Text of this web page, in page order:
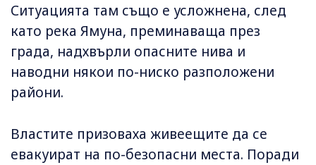
Ситуацията там също е усложнена, след
като река Ямуна, преминаваща през
града, надхвърли опасните нива и
наводни някои по-ниско разположени
райони.
Властите призоваха живеещите да се
евакуират на по-безопасни места. Поради